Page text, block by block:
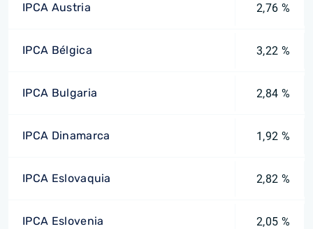
IPCA Austria 2,76 %
IPCA Bélgica 3,22 %
IPCA Bulgaria 2,84 %
IPCA Dinamarca 1,92 %
IPCA Eslovaquia 2,82 %
IPCA Eslovenia 2,05 %